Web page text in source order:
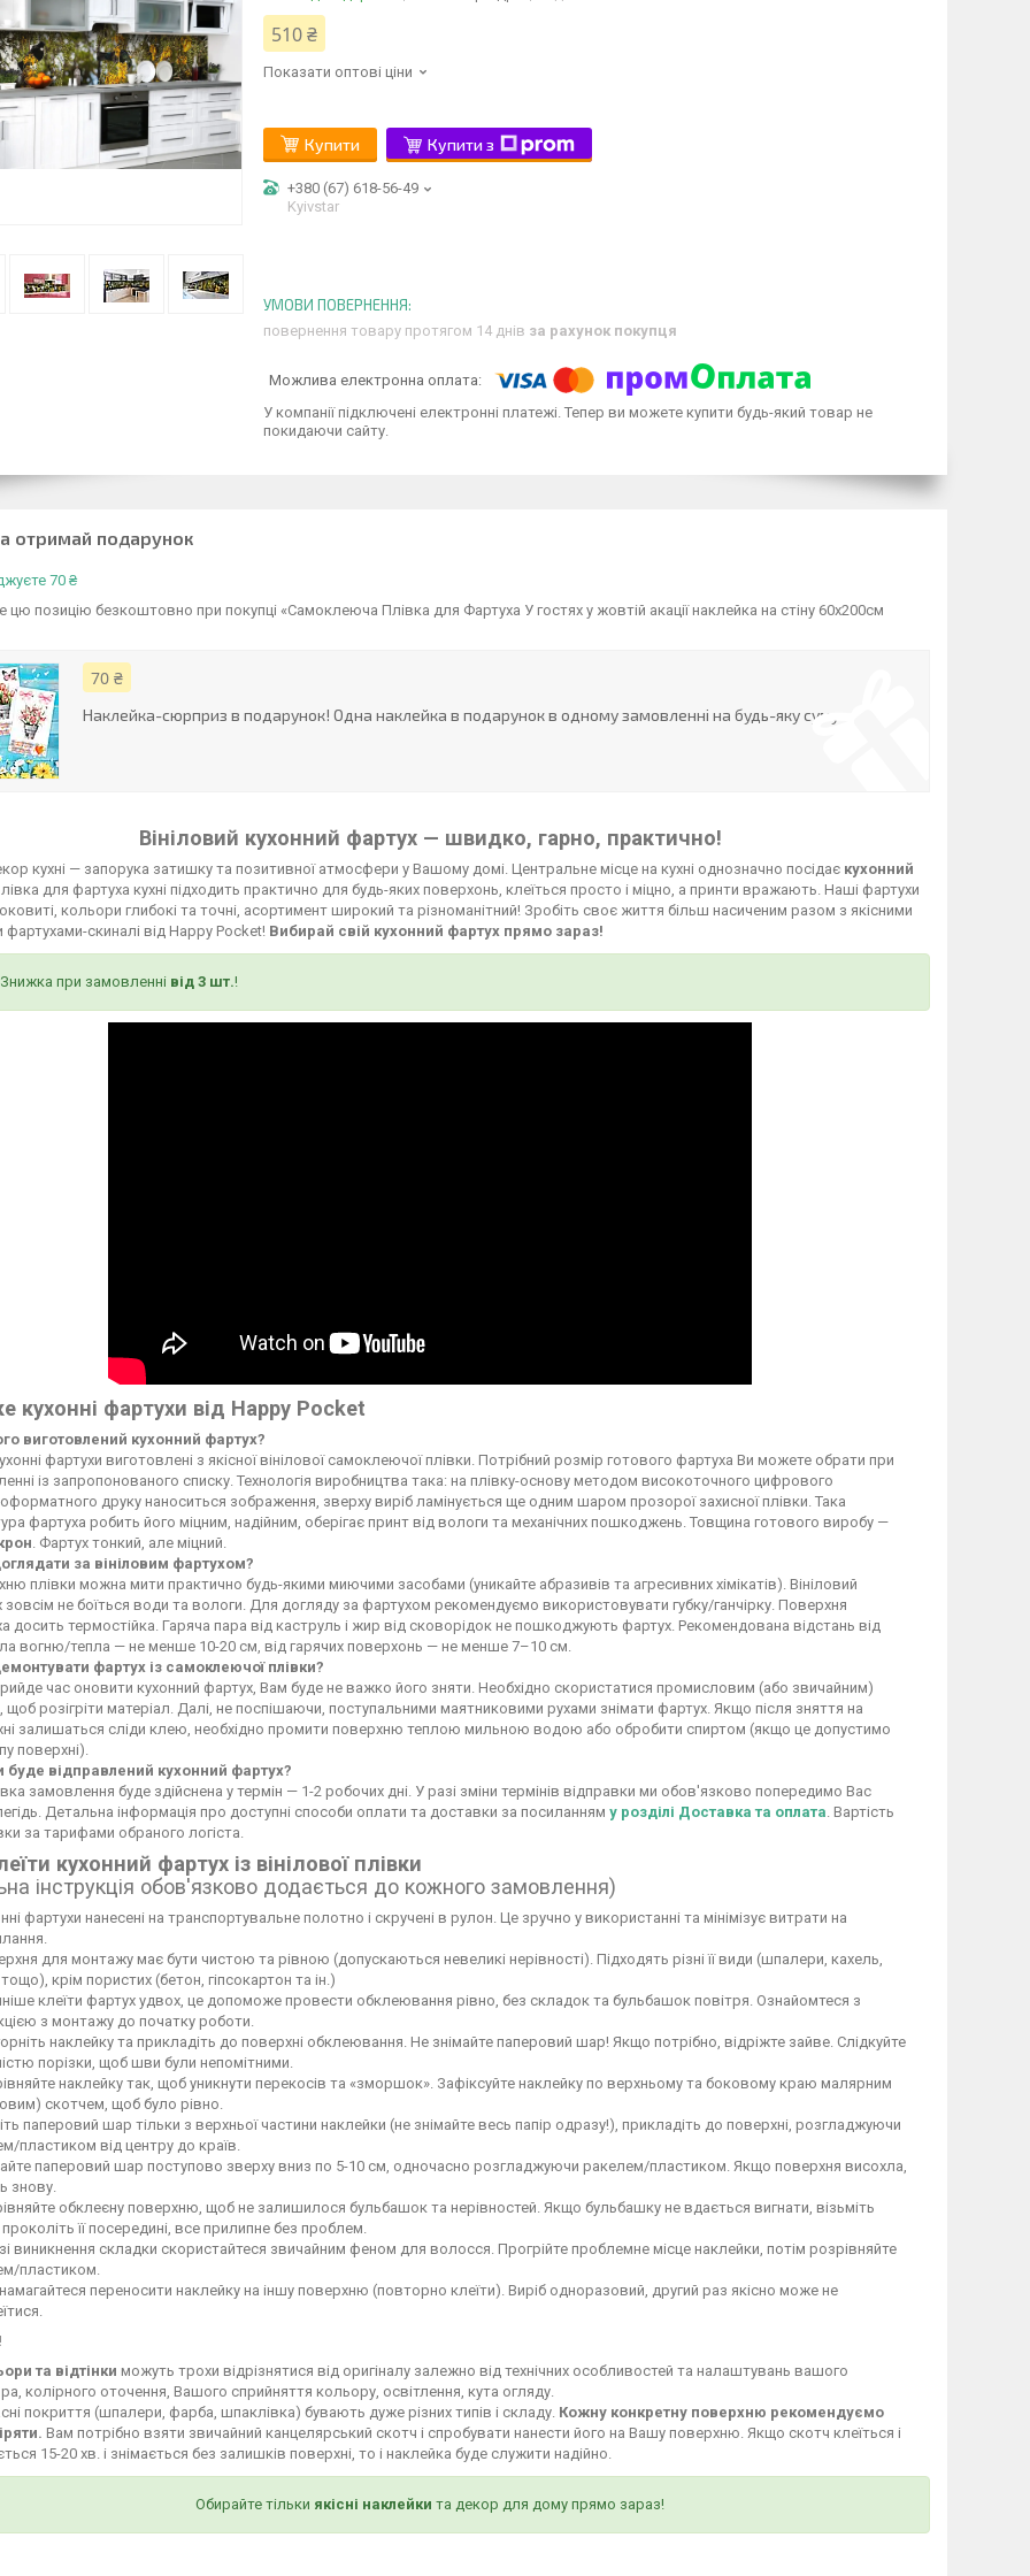
510 ₴
Показати оптові ціни
Купити Купити з
+380 (67) 618-56-49
Kyivstar
повернення товару протягом 14 днів за рахунок покупця
У компанії підключені електронні платежі. Тепер ви можете купити будь-який товар не
покидаючи сайту.
отримай подарунок
70 ₴
цю позицію безкоштовно при покупці «Самоклеюча Плівка для Фартуха У гостях у жовтій акації наклейка на стіну 60х200см
70 ₴
Наклейка-сюрприз в подарунок! Одна наклейка в подарунок в одному замовленні на будь-яку суму
Вініловий кухонний фартух — швидко, гарно, практично!
кухні — запорука затишку та позитивної атмосфери у Вашому домі. Центральне місце на кухні однозначно посідає кухонний
для фартуха кухні підходить практично для будь-яких поверхонь, клеїться просто і міцно, а принти вражають. Наші фартухи
кольори глибокі та точні, асортимент широкий та різноманітний! Зробіть своє життя більш насиченим разом з якісними
фартухами-скиналі від Happy Pocket! Вибирай свій кухонний фартух прямо зараз!
при замовленні від 3 шт.!
кухонні фартухи від Happy Pocket
виготовлений кухонний фартух?
фартухи виготовлені з якісної вінілової самоклеючої плівки. Потрібний розмір готового фартуха Ви можете обрати при
із запропонованого списку. Технологія виробництва така: на плівку-основу методом високоточного цифрового
друку наноситься зображення, зверху виріб ламінується ще одним шаром прозорої захисної плівки. Така
фартуха робить його міцним, надійним, оберігає принт від вологи та механічних пошкоджень. Товщина готового виробу —
. Фартух тонкий, але міцний.
за вініловим фартухом?
плівки можна мити практично будь-якими миючими засобами (уникайте абразивів та агресивних хімікатів). Вініловий
зовсім не боїться води та вологи. Для догляду за фартухом рекомендуємо використовувати губку/ганчірку. Поверхня
досить термостійка. Гаряча пара від каструль і жир від сковорідок не пошкоджують фартух. Рекомендована відстань від
вогню/тепла — не менше 10-20 см, від гарячих поверхонь — не менше 7–10 см.
фартух із самоклеючої плівки?
час оновити кухонний фартух, Вам буде не важко його зняти. Необхідно скористатися промисловим (або звичайним)
розігріти матеріал. Далі, не поспішаючи, поступальними маятниковими рухами знімати фартух. Якщо після зняття на
залишаться сліди клею, необхідно промити поверхню теплою мильною водою або обробити спиртом (якщо це допустимо
поверхні).
буде відправлений кухонний фартух?
замовлення буде здійснена у термін — 1-2 робочих дні. У разі зміни термінів відправки ми обов'язково попередимо Вас
Детальна інформація про доступні способи оплати та доставки за посиланням у розділі Доставка та оплата . Вартість
за тарифами обраного логіста.
кухонний фартух із вінілової плівки
інструкція обов'язково додається до кожного замовлення)
фартухи нанесені на транспортувальне полотно і скручені в рулон. Це зручно у використанні та мінімізує витрати на
для монтажу має бути чистою та рівною (допускаються невеликі нерівності). Підходять різні її види (шпалери, кахель,
крім пористих (бетон, гіпсокартон та ін.)
клеїти фартух удвох, це допоможе провести обклеювання рівно, без складок та бульбашок повітря. Ознайомтеся з
з монтажу до початку роботи.
наклейку та прикладіть до поверхні обклеювання. Не знімайте паперовий шар! Якщо потрібно, відріжте зайве. Слідкуйте
порізки, щоб шви були непомітними.
наклейку так, щоб уникнути перекосів та «зморшок». Зафіксуйте наклейку по верхньому та боковому краю малярним
скотчем, щоб було рівно.
паперовий шар тільки з верхньої частини наклейки (не знімайте весь папір одразу!), прикладіть до поверхні, розгладжуючи
пластиком від центру до країв.
паперовий шар поступово зверху вниз по 5-10 см, одночасно розгладжуючи ракелем/пластиком. Якщо поверхня висохла,
знову.
обклеєну поверхню, щоб не залишилося бульбашок та нерівностей. Якщо бульбашку не вдається вигнати, візьміть
проколіть її посередині, все прилипне без проблем.
виникнення складки скористайтеся звичайним феном для волосся. Прогрійте проблемне місце наклейки, потім розрівняйте
пластиком.
переносити наклейку на іншу поверхню (повторно клеїти). Виріб одноразовий, другий раз якісно може не
та відтінки можуть трохи відрізнятися від оригіналу залежно від технічних особливостей та налаштувань вашого
колірного оточення, Вашого сприйняття кольору, освітлення, кута огляду.
покриття (шпалери, фарба, шпаклівка) бувають дуже різних типів і складу. Кожну конкретну поверхню рекомендуємо
Вам потрібно взяти звичайний канцелярський скотч і спробувати нанести його на Вашу поверхню. Якщо скотч клеїться і
15-20 хв. і знімається без залишків поверхні, то і наклейка буде служити надійно.
Обирайте тільки якісні наклейки та декор для дому прямо зараз!